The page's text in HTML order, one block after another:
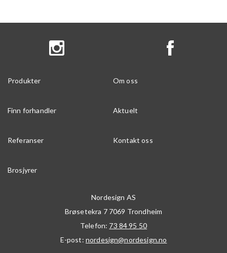
Produkter Om oss
Finn forhandler Aktuelt
Referanser Kontakt oss
Brosjyrer
Nordesign AS
Brøsetekra 7 7069 Trondheim
Telefon: 73 84 95 50
E-post: nordesign@nordesign.no